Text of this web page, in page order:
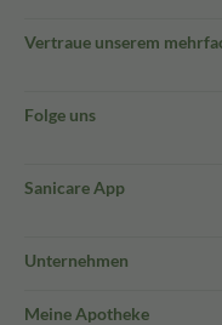
Vertraue unserem
Folge uns
Sanicare App
Unternehmen
Meine Apotheke